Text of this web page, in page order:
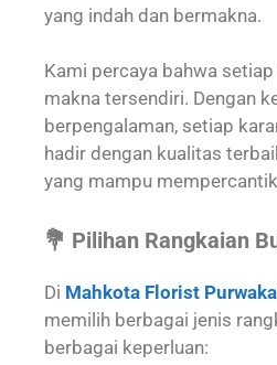
yang indah dan bermakna.
Kami percaya bahwa
makna tersendiri. Dengan
berpengalaman, setiap
hadir dengan kualitas
yang mampu
💐 Pilihan Rangkaian
Di Mahkota Florist
memilih berbagai jenis
berbagai keperluan: